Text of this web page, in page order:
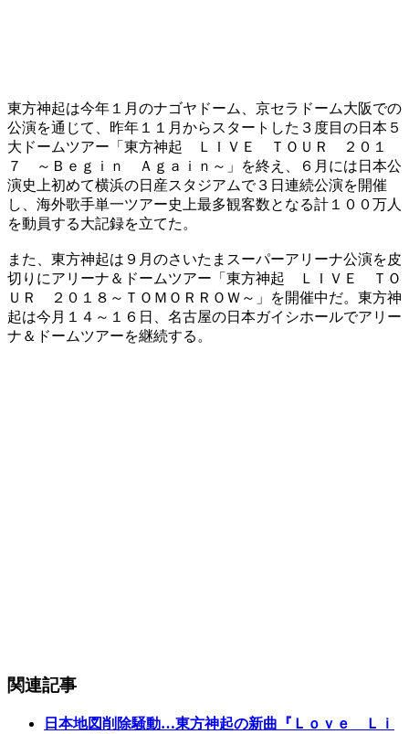
東方神起は今年１月のナゴヤドーム、京セラドーム大阪での
公演を通じて、昨年１１月からスタートした３度目の日本５
大ドームツアー「東方神起 ＬＩＶＥ ＴＯＵＲ ２０１
７ ～Ｂｅｇｉｎ Ａｇａｉｎ～」を終え、６月には日本公
演史上初めて横浜の日産スタジアムで３日連続公演を開催
し、海外歌手単一ツアー史上最多観客数となる計１００万人
を動員する大記録を立てた。
また、東方神起は９月のさいたまスーパーアリーナ公演を皮
切りにアリーナ＆ドームツアー「東方神起 ＬＩＶＥ ＴＯ
ＵＲ ２０１８～ＴＯＭＯＲＲＯＷ～」を開催中だ。東方神
起は今月１４～１６日、名古屋の日本ガイシホールでアリー
ナ＆ドームツアーを継続する。
関連記事
日本地図削除騒動…東方神起の新曲『Ｌｏｖｅ Ｌｉ